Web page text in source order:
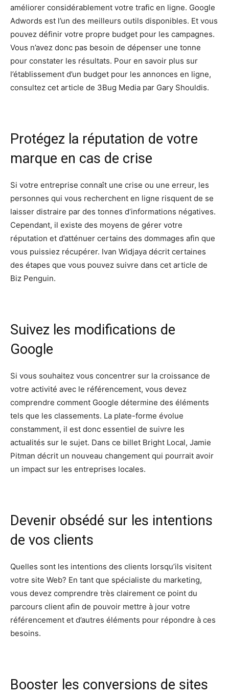
améliorer considérablement votre trafic en ligne. Google
Adwords est l’un des meilleurs outils disponibles. Et vous
pouvez définir votre propre budget pour les campagnes.
Vous n’avez donc pas besoin de dépenser une tonne
pour constater les résultats. Pour en savoir plus sur
l’établissement d’un budget pour les annonces en ligne,
consultez cet article de 3Bug Media par Gary Shouldis.
Protégez la réputation de votre
marque en cas de crise
Si votre entreprise connaît une crise ou une erreur, les
personnes qui vous recherchent en ligne risquent de se
laisser distraire par des tonnes d’informations négatives.
Cependant, il existe des moyens de gérer votre
réputation et d’atténuer certains des dommages afin que
vous puissiez récupérer. Ivan Widjaya décrit certaines
des étapes que vous pouvez suivre dans cet article de
Biz Penguin.
Suivez les modifications de
Google
Si vous souhaitez vous concentrer sur la croissance de
votre activité avec le référencement, vous devez
comprendre comment Google détermine des éléments
tels que les classements. La plate-forme évolue
constamment, il est donc essentiel de suivre les
actualités sur le sujet. Dans ce billet Bright Local, Jamie
Pitman décrit un nouveau changement qui pourrait avoir
un impact sur les entreprises locales.
Devenir obsédé sur les intentions
de vos clients
Quelles sont les intentions des clients lorsqu’ils visitent
votre site Web? En tant que spécialiste du marketing,
vous devez comprendre très clairement ce point du
parcours client afin de pouvoir mettre à jour votre
référencement et d’autres éléments pour répondre à ces
besoins.
Booster les conversions de sites